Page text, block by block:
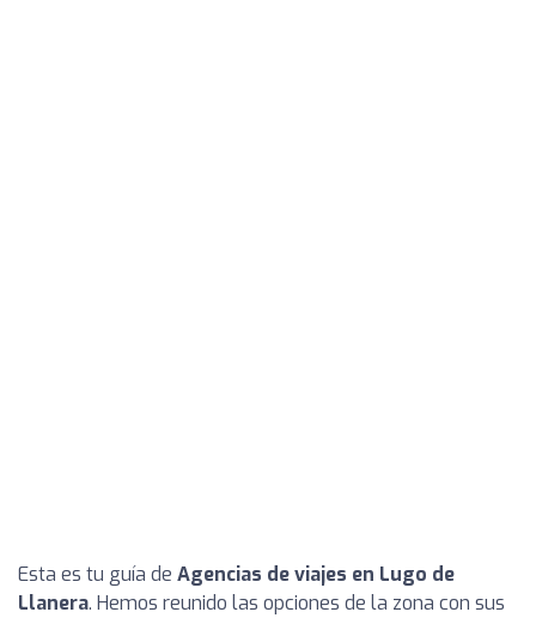
Esta es tu guía de Agencias de viajes en Lugo de
Llanera. Hemos reunido las opciones de la zona con sus